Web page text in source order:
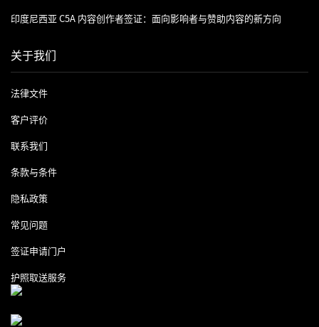
印度尼西亚 C5A 内容创作者签证：面向影响者与赞助内容的新方向
关于我们
法律文件
客户评价
联系我们
条款与条件
隐私政策
常见问题
签证申请门户
护照取送服务